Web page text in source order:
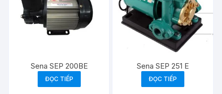
Sena SEP 200BE
ĐỌC TIẾP
Sena SEP 251 E
ĐỌC TIẾP